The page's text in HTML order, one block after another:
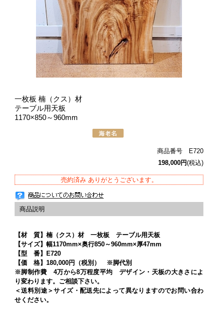
一枚板 楠（クス）材
テーブル用天板
1170×850～960mm
商品番号 E720
198,000円(税込)
売約済み ありがとうございます。
【材 質】楠（クス）材 一枚板 テーブル用天板
【サイズ】幅1170mm×奥行850～960mm×厚47mm
【型 番】E720
【価 格】180,000円（税別） ※脚代別
※脚制作費 4万から8万程度平均 デザイン・天板の大きさによ
り変わります。ご相談下さい。
＜送料別途＞サイズ・配送先によって異なりますのでお問い合わ
せください。